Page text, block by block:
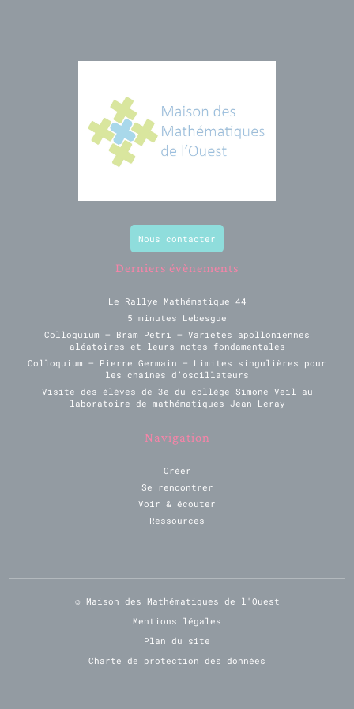
Nous contacter
Derniers évènements
Le Rallye Mathématique 44
5 minutes Lebesgue
Colloquium – Bram Petri – Variétés apolloniennes
aléatoires et leurs notes fondamentales
Colloquium – Pierre Germain – Limites singulières pour
les chaines d’oscillateurs
Visite des élèves de 3e du collège Simone Veil au
laboratoire de mathématiques Jean Leray
Navigation
Créer
Se rencontrer
Voir & écouter
Ressources
© Maison des Mathématiques de l'Ouest
Mentions légales
Plan du site
Charte de protection des données